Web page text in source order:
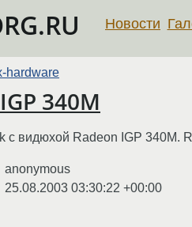
Новости
hardware
340M
с видюхой Radeon IGP 340M.
anonymous
25.08.2003 03:30:22 +00:00